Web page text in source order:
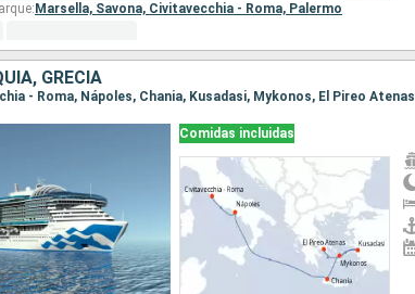
Marsella, Savona, Civitavecchia - Roma, Palermo
GRECIA
- Roma, Nápoles, Chania, Kusadasi, Mykonos, El Pireo Atenas
Comidas incluidas